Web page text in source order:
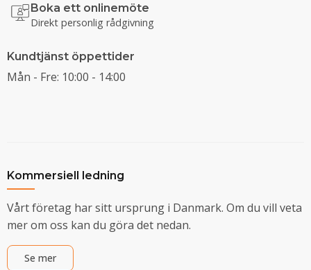
Boka ett onlinemöte
Direkt personlig rådgivning
Kundtjänst öppettider
Mån - Fre: 10:00 - 14:00
Kommersiell ledning
Vårt företag har sitt ursprung i Danmark. Om du vill veta
mer om oss kan du göra det nedan.
Se mer